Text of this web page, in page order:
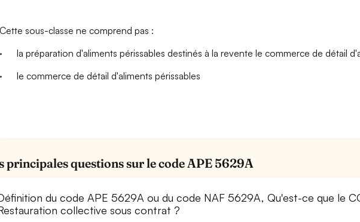
Cette sous-classe ne comprend pas :
·
la préparation d'aliments périssables destinés à la reventele commerce de détail
·
le commerce de détail d'aliments périssables
principales questions sur le code APE 5629A
du code APE 5629A ou du code NAF 5629A, Qu'est-ce que le
collective sous contrat ?